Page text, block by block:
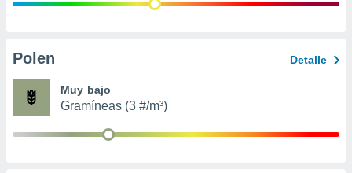
e
publicidad
Polen Detalle
Muy bajo
Gramíneas (3 #/m³)